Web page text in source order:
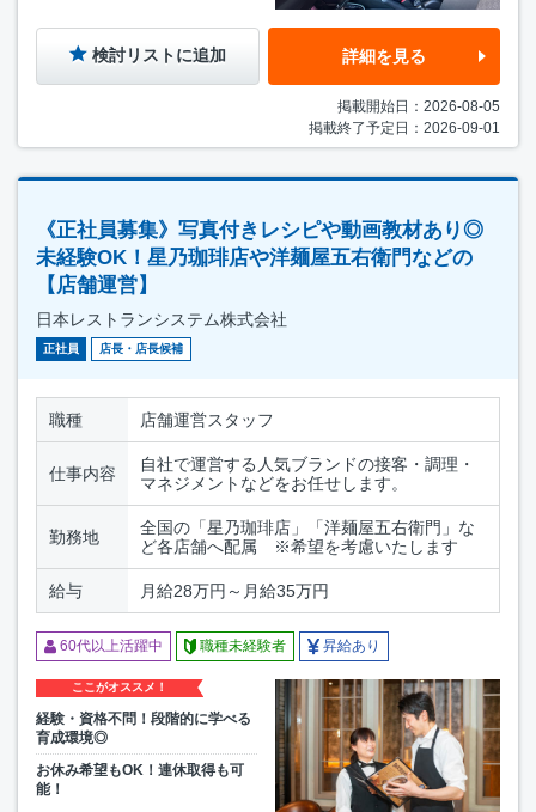
検討リストに追加 詳細を見る
掲載開始日：2026-08-05
掲載終了予定日：2026-09-01
《正社員募集》写真付きレシピや動画教材あり◎
未経験OK！星乃珈琲店や洋麺屋五右衛門などの
【店舗運営】
日本レストランシステム株式会社
正社員 店長・店長候補
職種 店舗運営スタッフ
仕事内容
自社で運営する人気ブランドの接客・調理・
マネジメントなどをお任せします。
勤務地
全国の「星乃珈琲店」「洋麺屋五右衛門」な
ど各店舗へ配属 ※希望を考慮いたします
給与 月給28万円～月給35万円
60代以上活躍中 職種未経験者 昇給あり
ここがオススメ！
経験・資格不問！段階的に学べる
育成環境◎
お休み希望もOK！連休取得も可
能！